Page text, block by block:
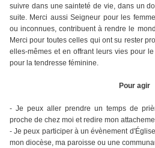
suivre dans une sainteté de vie, dans un
suite. Merci aussi Seigneur pour les
ou inconnues, contribuent à rendre le
Merci pour toutes celles qui ont su rester
elles-mêmes et en offrant leurs vies pour
pour la tendresse féminine.
Pour agir
- Je peux aller prendre un temps de
proche de chez moi et redire mon
- Je peux participer à un évènement
mon diocèse, ma paroisse ou une